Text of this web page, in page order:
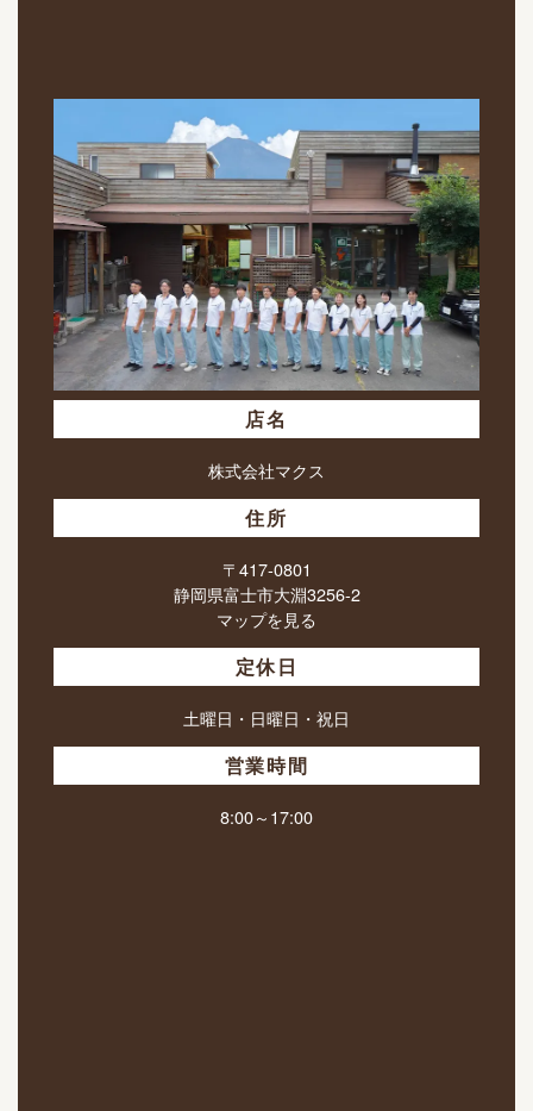
店名
株式会社マクス
住所
〒417-0801
静岡県富士市大淵3256-2
マップを見る
定休日
土曜日・日曜日・祝日
営業時間
8:00～17:00